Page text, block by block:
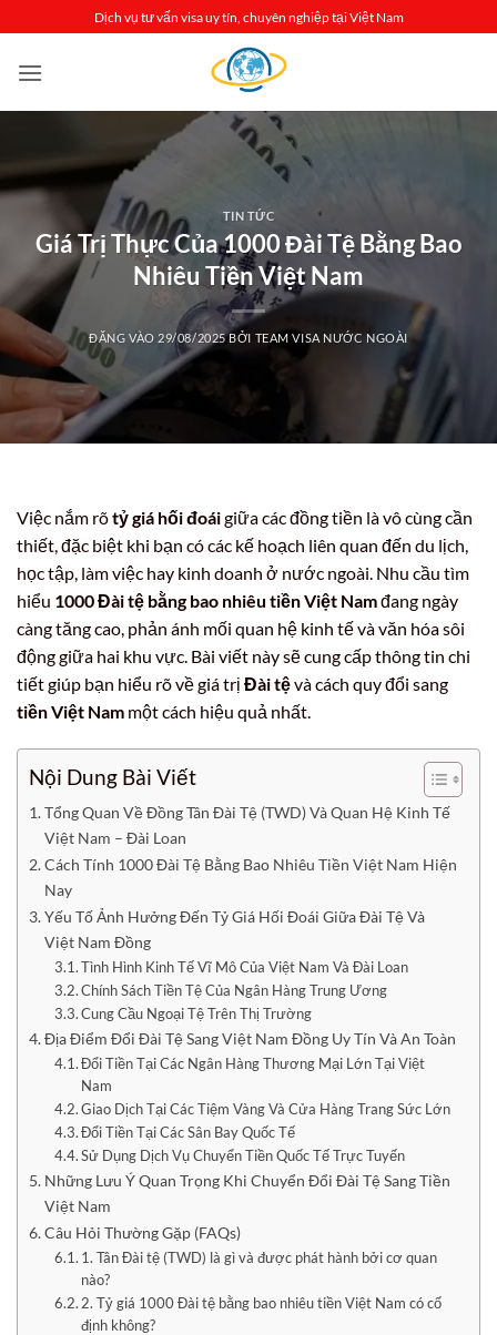
qua
nội
Dịch vụ tư vấn visa uy tín, chuyên nghiệp tại Việt Nam
TIN TỨC
Giá Trị Thực Của 1000 Đài Tệ Bằng Bao
Nhiêu Tiền Việt Nam
ĐĂNG VÀO 29/08/2025 BỞI TEAM VISA NƯỚC NGOÀI
Việc nắm rõtỷ giá hối đoáigiữa các đồng tiền là vô cùng cần
thiết, đặc biệt khi bạn có các kế hoạch liên quan đến du lịch,
học tập, làm việc hay kinh doanh ở nước ngoài. Nhu cầu tìm
hiểu 1000 Đài tệ bằng bao nhiêu tiền Việt Namđang ngày
càng tăng cao, phản ánh mối quan hệ kinh tế và văn hóa sôi
động giữa hai khu vực. Bài viết này sẽ cung cấp thông tin chi
tiết giúp bạn hiểu rõ về giá trị Đài tệvà cách quy đổi sang
tiền Việt Nam một cách hiệu quả nhất.
Nội Dung Bài Viết
Tổng Quan Về Đồng Tân Đài Tệ (TWD) Và Quan Hệ Kinh Tế
Việt Nam – Đài Loan
Cách Tính 1000 Đài Tệ Bằng Bao Nhiêu Tiền Việt Nam Hiện
Nay
Yếu Tố Ảnh Hưởng Đến Tỷ Giá Hối Đoái Giữa Đài Tệ Và
Việt Nam Đồng
Tình Hình Kinh Tế Vĩ Mô Của Việt Nam Và Đài Loan
Chính Sách Tiền Tệ Của Ngân Hàng Trung Ương
Cung Cầu Ngoại Tệ Trên Thị Trường
Địa Điểm Đổi Đài Tệ Sang Việt Nam Đồng Uy Tín Và An Toàn
Đổi Tiền Tại Các Ngân Hàng Thương Mại Lớn Tại Việt
Nam
Giao Dịch Tại Các Tiệm Vàng Và Cửa Hàng Trang Sức Lớn
Đổi Tiền Tại Các Sân Bay Quốc Tế
Sử Dụng Dịch Vụ Chuyển Tiền Quốc Tế Trực Tuyến
Những Lưu Ý Quan Trọng Khi Chuyển Đổi Đài Tệ Sang Tiền
Việt Nam
Câu Hỏi Thường Gặp (FAQs)
1. Tân Đài tệ (TWD) là gì và được phát hành bởi cơ quan
nào?
2. Tỷ giá 1000 Đài tệ bằng bao nhiêu tiền Việt Nam có cố
định không?